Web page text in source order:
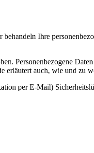
Ihre
Personenbezogene
erläutert auch, wie und zu
per E-Mail)